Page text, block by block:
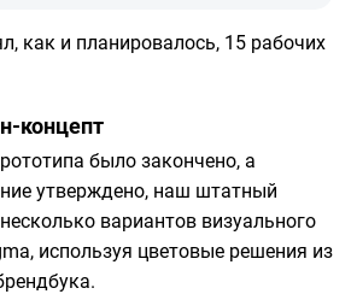
как и планировалось, 15 рабочих
концепт
было закончено, а
утверждено, наш штатный
вариантов визуального
используя цветовые решения из